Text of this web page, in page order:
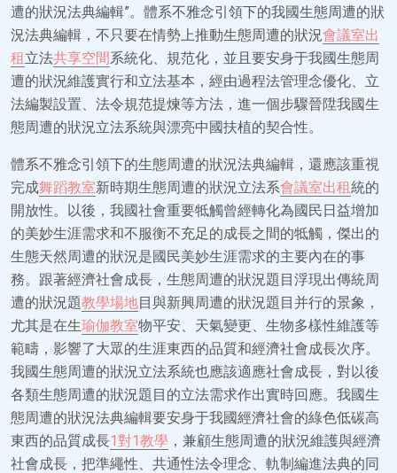
遭的狀況法典編輯”。體系不雅念引領下的我國生態周遭的狀
況法典編輯，不只要在情勢上推動生態周遭的狀況會議室出
租立法共享空間系統化、規范化，並且要安身于我國生態周
遭的狀況維護實行和立法基本，經由過程法管理念優化、立
法編製設置、法令規范提煉等方法，進一個步驟晉陞我國生
態周遭的狀況立法系統與漂亮中國扶植的契合性。
體系不雅念引領下的生態周遭的狀況法典編輯，還應該重視
完成舞蹈教室新時期生態周遭的狀況立法系會議室出租統的
開放性。以後，我國社會重要牴觸曾經轉化為國民日益增加
的美妙生涯需求和不服衡不充足的成長之間的牴觸，傑出的
生態天然周遭的狀況是國民美妙生涯需求的主要內在的事
務。跟著經濟社會成長，生態周遭的狀況題目浮現出傳統周
遭的狀況題教學場地目與新興周遭的狀況題目并行的景象，
尤其是在生瑜伽教室物平安、天氣變更、生物多樣性維護等
範疇，影響了大眾的生涯東西的品質和經濟社會成長次序。
我國生態周遭的狀況立法系統也應該適應社會成長，對以後
各類生態周遭的狀況題目的立法需求作出實時回應。我國生
態周遭的狀況法典編輯要安身于我國經濟社會的綠色低碳高
東西的品質成長1對1教學 ，兼顧生態周遭的狀況維護與經濟
社會成長，把準繩性、共通性法令理念、軌制編進法典的同